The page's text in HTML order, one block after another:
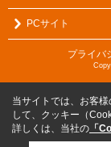
PCサイト
プライバ
当サイトでは、お客
して、クッキー（
詳しくは、当社の 「